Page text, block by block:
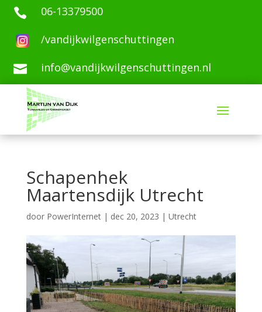

06-13379500
/vandijkwilgenschuttingen
 info@vandijkwilgenschuttingen.nl
Schapenhek
Maartensdijk Utrecht
door PowerInternet| dec 20, 2023 | Utrecht